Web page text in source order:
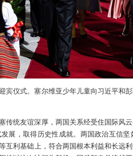
宾仪式。塞尔维亚少年儿童向习近平和
传统友谊深厚，两国关系经受住国际风
展，取得历史性成就。两国政治互信
互利基础上，符合两国根本利益和长远